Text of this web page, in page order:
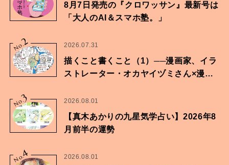
8月7日発売の『クロワッサン』最新号は
「大人のAI＆スマホ塾。」
No.2 2026.07.31
描くこと書くこと（1）──漫画家、イラ
ストレーター・オカヤイヅミさん×漫画
No.
3 2026.08.01
【真木あかりの九星気学占い】2026年8
月前半の運勢
No.
4 2026.08.01